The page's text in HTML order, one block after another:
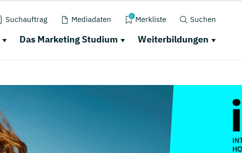
Suchauftrag Mediadaten 0 Merkliste Suchen
Das Marketing Studium Weiterbildungen